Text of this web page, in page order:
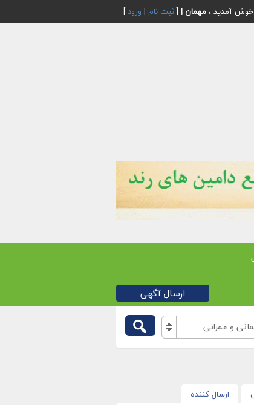
خوش آمدید ، مهمان ! [ثبت نام | ورود]
ارسال آگهی
و عمرانی
ارسال کننده